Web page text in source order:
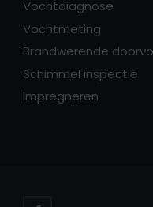
Vochtdiagnose
Vochtmeting
Brandwerende
Schimmel inspectie
Impregneren